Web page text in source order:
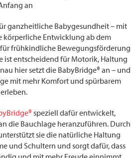
an
ganzheitliche Babygesundheit – mit
körperliche Entwicklung ab dem
für frühkindliche Bewegungsförderung
ist entscheidend für Motorik, Haltung
hier setzt die BabyBridge® an – und
mit mehr Komfort und spürbarem
speziell dafür entwickelt,
die Bauchlage heranzuführen. Durch
sie die natürliche Haltung
und Schultern und sorgt dafür, dass